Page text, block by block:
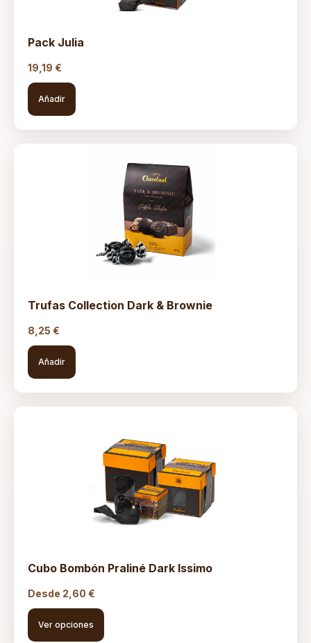
Pack Julia
19,19 €
Añadir
Trufas Collection Dark & Brownie
8,25 €
Añadir
Cubo Bombón Praliné Dark Issimo
Desde 2,60 €
Ver opciones